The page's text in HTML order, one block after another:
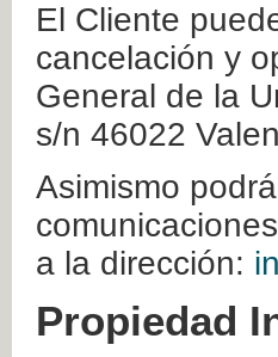
El Cliente
cancelación y
General de la
s/n 46022
Asimismo
a la dirección:
Propiedad